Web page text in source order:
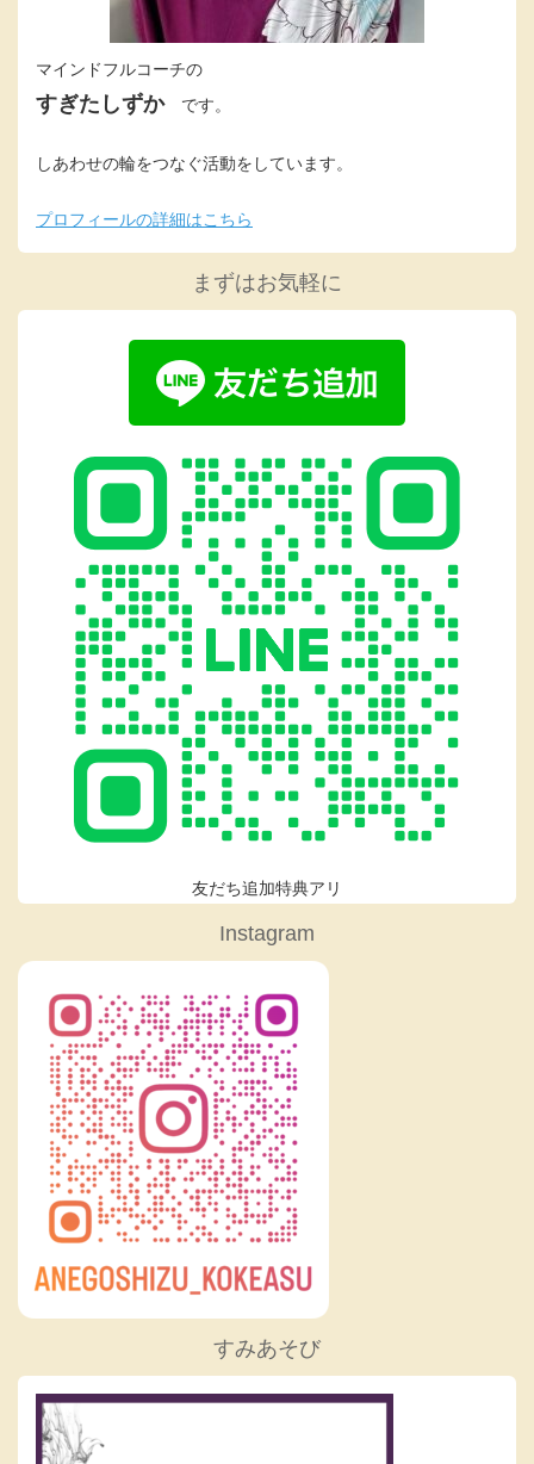
マインドフルコーチの
すぎたしずか です。
しあわせの輪をつなぐ活動をしています。
プロフィールの詳細はこちら
まずはお気軽に
友だち追加特典アリ
Instagram
すみあそび